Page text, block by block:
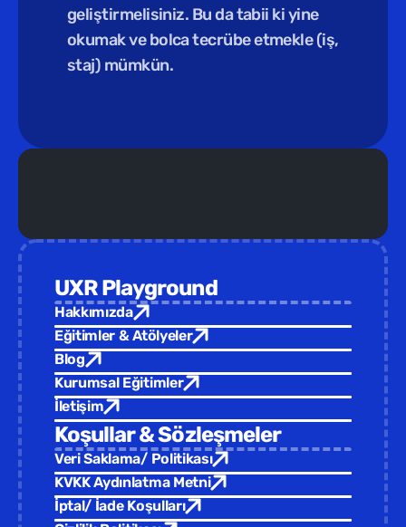
UXR Playground
Hakkımızda
Eğitimler & Atölyeler
Blog
Kurumsal Eğitimler
İletişim
Koşullar & Sözleşmeler
Veri Saklama/ Politikası
KVKK Aydınlatma Metni
İptal/ İade Koşulları
geliştirmelisiniz. Bu da tabii ki yine
okumak ve bolca tecrübe etmekle (iş,
staj) mümkün.